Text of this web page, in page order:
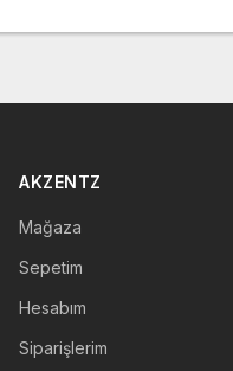
AKZENTZ
Mağaza
Sepetim
Hesabım
Siparişlerim